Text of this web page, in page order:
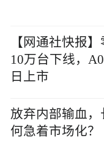
【网通社快报
10万台下线，
日上市
放弃内部输血，
何急着市场化？